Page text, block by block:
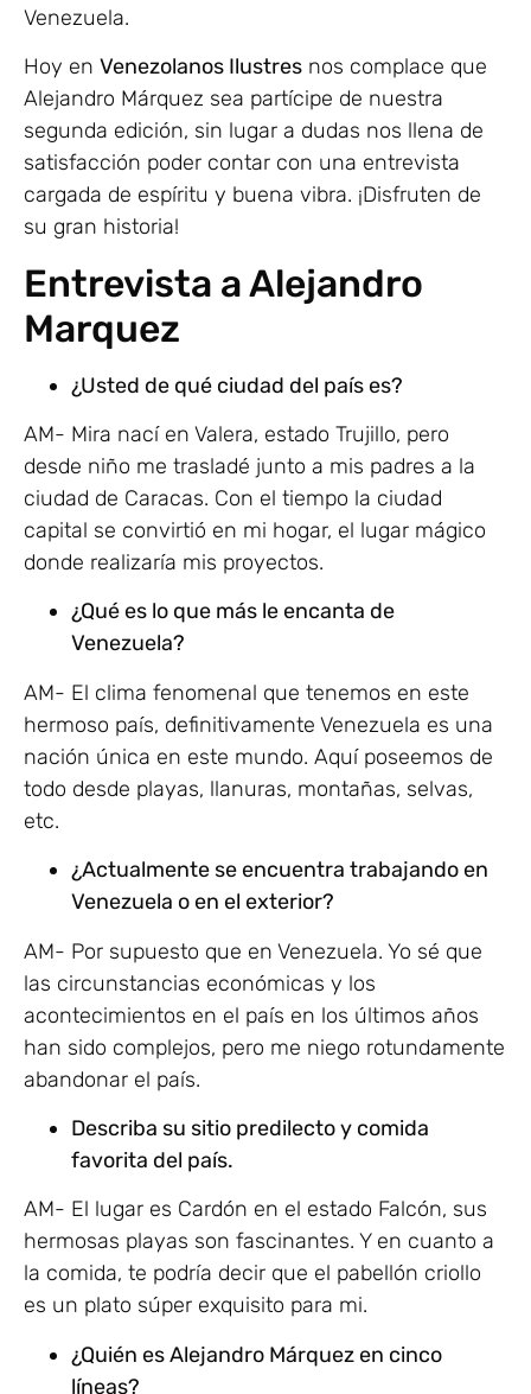
Venezuela.
Hoy en Venezolanos Ilustres nos complace que
Alejandro Márquez sea partícipe de nuestra
segunda edición, sin lugar a dudas nos llena de
satisfacción poder contar con una entrevista
cargada de espíritu y buena vibra. ¡Disfruten de
su gran historia!
Entrevista a Alejandro
Marquez
¿Usted de qué ciudad del país es?
AM- Mira nací en Valera, estado Trujillo, pero
desde niño me trasladé junto a mis padres a la
ciudad de Caracas. Con el tiempo la ciudad
capital se convirtió en mi hogar, el lugar mágico
donde realizaría mis proyectos.
¿Qué es lo que más le encanta de
Venezuela?
AM- El clima fenomenal que tenemos en este
hermoso país, definitivamente Venezuela es una
nación única en este mundo. Aquí poseemos de
todo desde playas, llanuras, montañas, selvas,
etc.
¿Actualmente se encuentra trabajando en
Venezuela o en el exterior?
AM- Por supuesto que en Venezuela. Yo sé que
las circunstancias económicas y los
acontecimientos en el país en los últimos años
han sido complejos, pero me niego rotundamente
abandonar el país.
Describa su sitio predilecto y comida
favorita del país.
AM- El lugar es Cardón en el estado Falcón, sus
hermosas playas son fascinantes. Y en cuanto a
la comida, te podría decir que el pabellón criollo
es un plato súper exquisito para mi.
¿Quién es Alejandro Márquez en cinco
líneas?